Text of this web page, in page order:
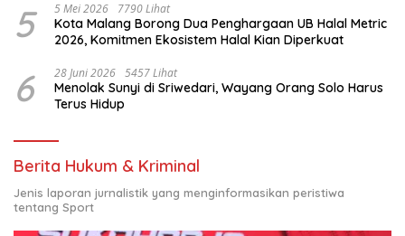
5 5 Mei 2026 7790 Lihat
Kota Malang Borong Dua Penghargaan UB Halal Metric
2026, Komitmen Ekosistem Halal Kian Diperkuat
6 28 Juni 2026 5457 Lihat
Menolak Sunyi di Sriwedari, Wayang Orang Solo Harus
Terus Hidup
Berita Hukum & Kriminal
Jenis laporan jurnalistik yang menginformasikan peristiwa
tentang Sport